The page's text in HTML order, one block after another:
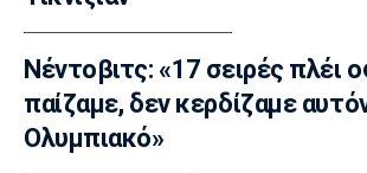
Ποδόσφαιρο - Διεθνή
Ιραόλα: «Δεν μπορούμε να
επίπεδο που θέλουμε»
12:10
Νέντοβιτς: «17 σειρές πλέι
παίζαμε, δεν κερδίζαμε
Ολυμπιακό»